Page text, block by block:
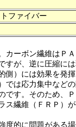
ファイバー
ーボン繊維はＰ
すが、逆に圧縮に
側）には効果を発
では応力集中など
です。そのため、
ス繊維（ＦＲＰ）
的に問題がある